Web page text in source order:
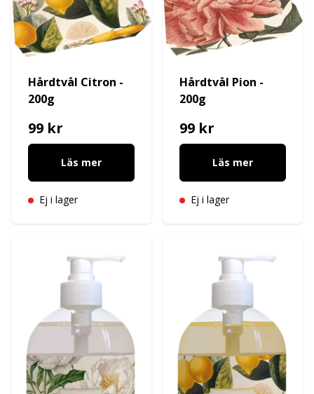
Hårdtvål Citron -
200g
99 kr
Läs mer
Ej i lager
Hårdtvål Pion -
200g
99 kr
Läs mer
Ej i lager